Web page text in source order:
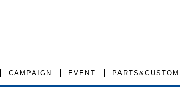
CAMPAIGN EVENT PARTS&CUSTOM